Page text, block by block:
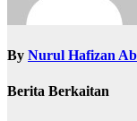
By Nurul Hafizan
Berita Berkaitan